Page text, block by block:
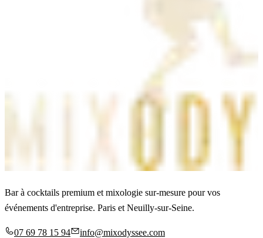
Bar à cocktails premium et mixologie sur-mesure pour vos
événements d'entreprise. Paris et Neuilly-sur-Seine.
07 69 78 15 94 info@mixodyssee.com